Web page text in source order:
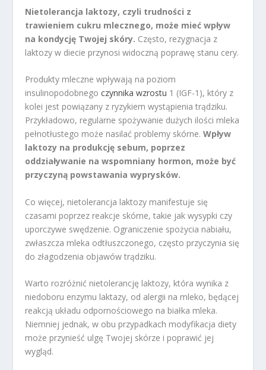
Nietolerancja laktozy, czyli trudności z
trawieniem cukru mlecznego, może mieć wpływ
na kondycję Twojej skóry. Często, rezygnacja z
laktozy w diecie przynosi widoczną poprawę stanu cery.
Produkty mleczne wpływają na poziom
insulinopodobnegoczynnika wzrostu 1 (IGF-1), który z
kolei jest powiązany z ryzykiem wystąpienia trądziku.
Przykładowo, regularne spożywanie dużych ilości mleka
pełnotłustego może nasilać problemy skórne.Wpływ
laktozy na produkcję sebum, poprzez
oddziaływanie na wspomniany hormon, może być
przyczyną powstawania wyprysków.
Co więcej, nietolerancja laktozy manifestuje się
czasami poprzez reakcje skórne, takie jak wysypki czy
uporczywe swędzenie. Ograniczenie spożycia nabiału,
zwłaszcza mleka odtłuszczonego, często przyczynia się
do złagodzenia objawów trądziku.
Warto rozróżnić nietolerancję laktozy, która wynika z
niedoboru enzymu laktazy, od alergii na mleko, będącej
reakcją układu odpornościowego na białka mleka.
Niemniej jednak, w obu przypadkach modyfikacja diety
może przynieść ulgę Twojej skórze i poprawić jej
wygląd.